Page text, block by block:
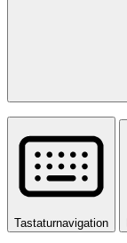
Tastaturnavigation